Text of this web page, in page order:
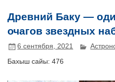
Древний Баку —
очагов звездных
6 сентября, 2021
Бахыш сайы: 476